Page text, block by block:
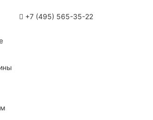
+7 (495) 565-35-22